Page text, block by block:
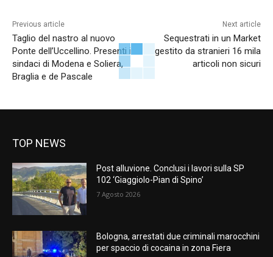
Previous article
Taglio del nastro al nuovo
Ponte dell’Uccellino. Presenti i
sindaci di Modena e Soliera,
Braglia e de Pascale
Next article
Sequestrati in un Market
gestito da stranieri 16 mila
articoli non sicuri
TOP NEWS
Post alluvione. Conclusi i lavori sulla SP
102 ‘Giaggiolo-Pian di Spino’
7 Agosto 2026
Bologna, arrestati due criminali marocchini
per spaccio di cocaina in zona Fiera